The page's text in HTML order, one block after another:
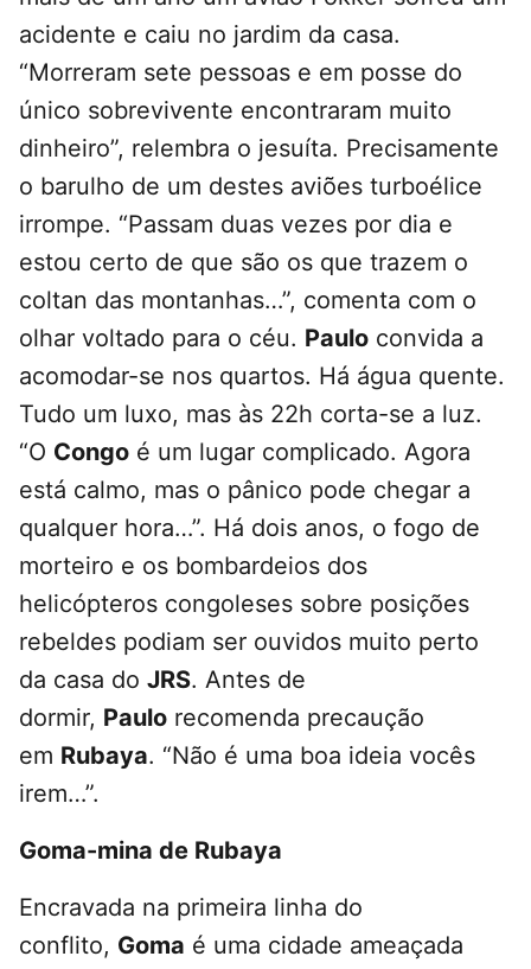
acidente e caiu no jardim da casa.
“Morreram sete pessoas e em posse do
único sobrevivente encontraram muito
dinheiro”, relembra o jesuíta. Precisamente
o barulho de um destes aviões turboélice
irrompe. “Passam duas vezes por dia e
estou certo de que são os que trazem o
coltan das montanhas…”, comenta com o
olhar voltado para o céu. Paulo convida a
acomodar-se nos quartos. Há água quente.
Tudo um luxo, mas às 22h corta-se a luz.
“O Congo é um lugar complicado. Agora
está calmo, mas o pânico pode chegar a
qualquer hora…”. Há dois anos, o fogo de
morteiro e os bombardeios dos
helicópteros congoleses sobre posições
rebeldes podiam ser ouvidos muito perto
da casa do JRS. Antes de
dormir, Paulo recomenda precaução
em Rubaya. “Não é uma boa ideia vocês
irem…”.
Goma-mina de Rubaya
Encravada na primeira linha do
conflito, Goma é uma cidade ameaçada